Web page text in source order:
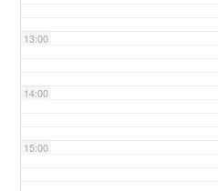
13:00
14:00
15:00